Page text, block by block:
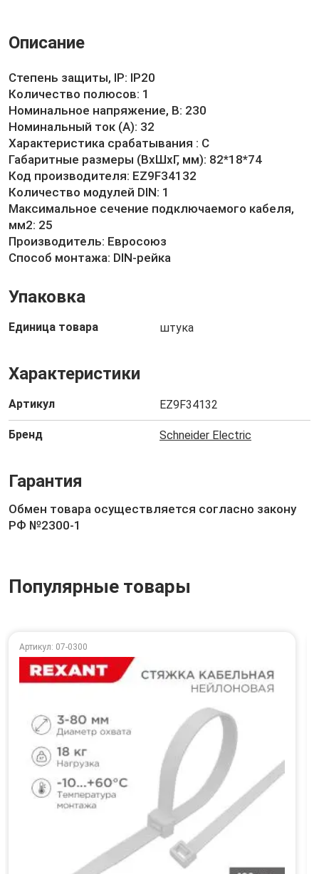
Описание
Степень защиты, IP: IP20
Количество полюсов: 1
Номинальное напряжение, В: 230
Номинальный ток (А): 32
Характеристика срабатывания : C
Габаритные размеры (ВхШхГ, мм): 82*18*74
Код производителя: EZ9F34132
Количество модулей DIN: 1
Максимальное сечение подключаемого кабеля,
мм2: 25
Производитель: Евросоюз
Способ монтажа: DIN-рейка
Упаковка
Единица товара штука
Характеристики
Артикул EZ9F34132
Бренд Schneider Electric
Гарантия
Обмен товара осуществляется согласно закону
РФ №2300-1
Популярные товары
Артикул: 07-0300